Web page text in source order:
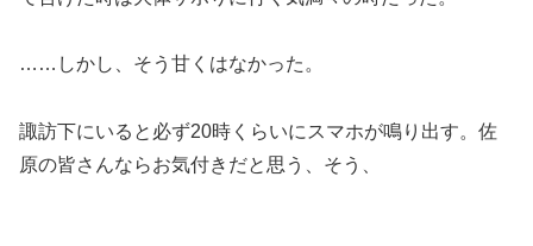
……しかし、そう甘くはなかった。
諏訪下にいると必ず20時くらいにスマホが鳴り出す。佐
原の皆さんならお気付きだと思う、そう、